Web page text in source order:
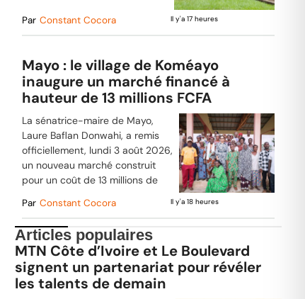
Par Constant Cocora Il y'a 17 heures
Mayo : le village de Koméayo
inaugure un marché financé à
hauteur de 13 millions FCFA
La sénatrice-maire de Mayo,
Laure Baflan Donwahi, a remis
officiellement, lundi 3 août 2026,
un nouveau marché construit
pour un coût de 13 millions de
Par Constant Cocora Il y'a 18 heures
Articles populaires
MTN Côte d’Ivoire et Le Boulevard
signent un partenariat pour révéler
les talents de demain